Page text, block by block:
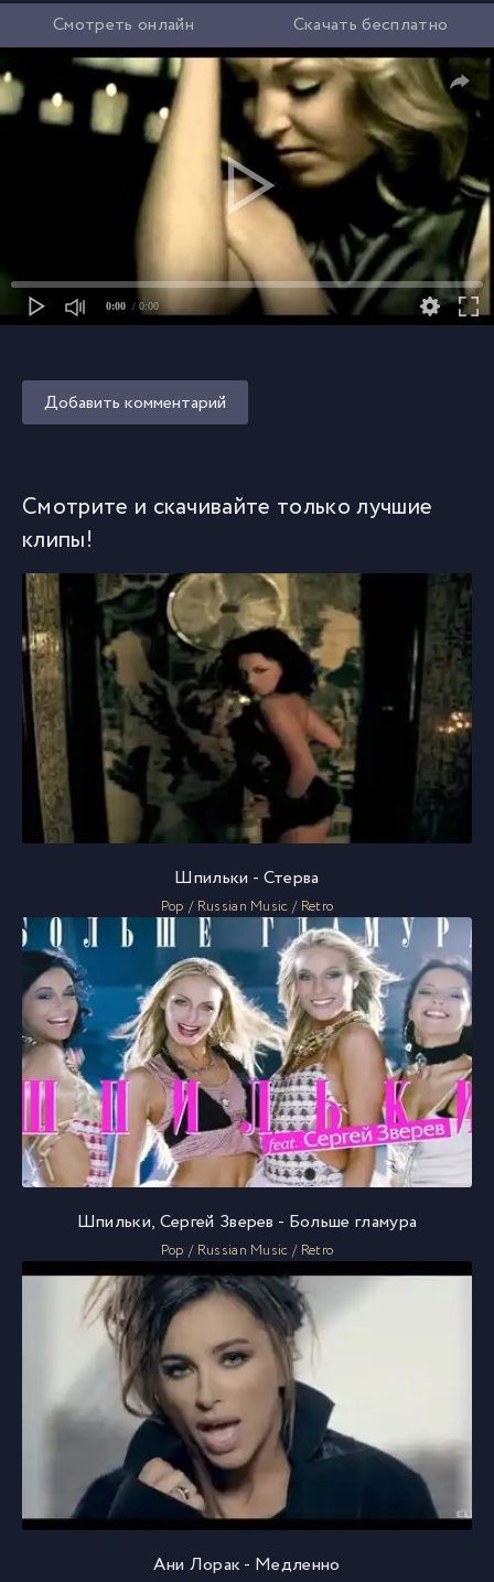
Смотреть онлайн Скачать бесплатно
0:00 / 0:00
Добавить комментарий
Смотрите и скачивайте только лучшие
клипы!
Шпильки - Стерва
Pop / Russian Music / Retro
Шпильки, Сергей Зверев - Больше гламура
Pop / Russian Music / Retro
Ани Лорак - Медленно